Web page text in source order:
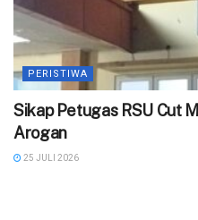
PERISTIWA
‎Sikap Petugas RSU Cut
Arogan
25 JULI 2026